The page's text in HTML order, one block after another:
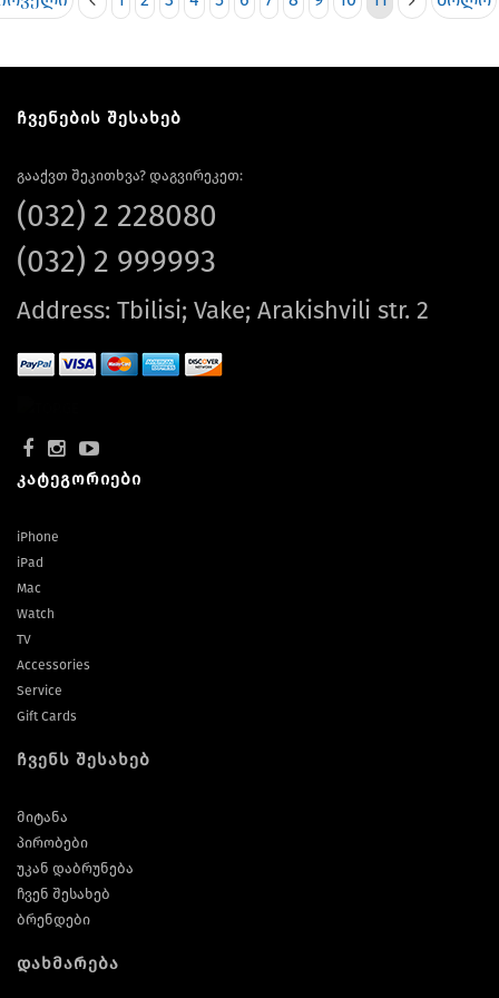
ჩვენების შესახებ
გააქვთ შეკითხვა? დაგვირეკეთ:
(032) 2 228080
(032) 2 999993
Address: Tbilisi; Vake; Arakishvili str. 2
კატეგორიები
iPhone
iPad
Mac
Watch
TV
Accessories
Service
Gift Cards
ჩვენს შესახებ
მიტანა
პირობები
უკან დაბრუნება
ჩვენ შესახებ
ბრენდები
დახმარება